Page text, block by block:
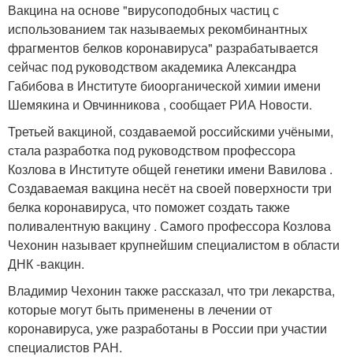
Вакцина на основе "вирусоподобных частиц с
использованием так называемых рекомбинантных
фрагментов белков коронавируса" разрабатывается
сейчас под руководством академика Александра
Габибова в Институте биоорганической химии имени
Шемякина и Овчинникова , сообщает РИА Новости.
Третьей вакциной, создаваемой российскими учёными,
стала разработка под руководством профессора
Козлова в Институте общей генетики имени Вавилова .
Создаваемая вакцина несёт на своей поверхности три
белка коронавируса, что поможет создать также
поливалентную вакцину . Самого профессора Козлова
Чехонин называет крупнейшим специалистом в области
ДНК -вакцин.
Владимир Чехонин также рассказал, что три лекарства,
которые могут быть применены в лечении от
коронавируса, уже разработаны в России при участии
специалистов РАН.